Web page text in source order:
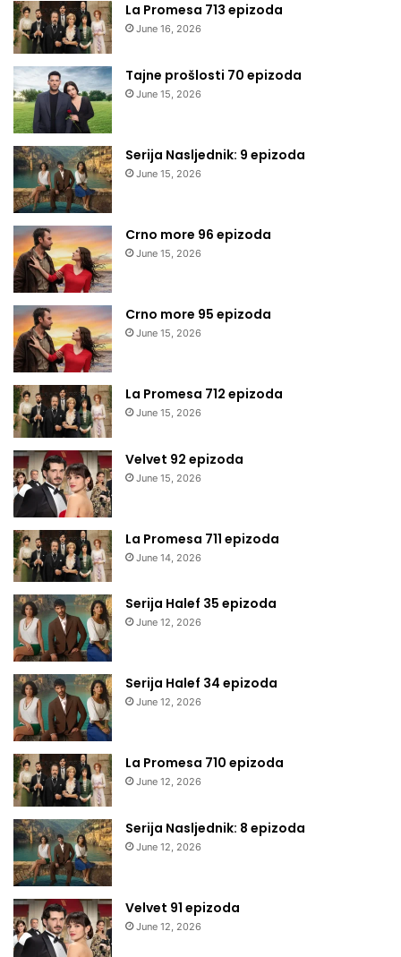
La Promesa 713 epizoda
June 16, 2026
Tajne prošlosti 70 epizoda
June 15, 2026
Serija Nasljednik: 9 epizoda
June 15, 2026
Crno more 96 epizoda
June 15, 2026
Crno more 95 epizoda
June 15, 2026
La Promesa 712 epizoda
June 15, 2026
Velvet 92 epizoda
June 15, 2026
La Promesa 711 epizoda
June 14, 2026
Serija Halef 35 epizoda
June 12, 2026
Serija Halef 34 epizoda
June 12, 2026
La Promesa 710 epizoda
June 12, 2026
Serija Nasljednik: 8 epizoda
June 12, 2026
Velvet 91 epizoda
June 12, 2026